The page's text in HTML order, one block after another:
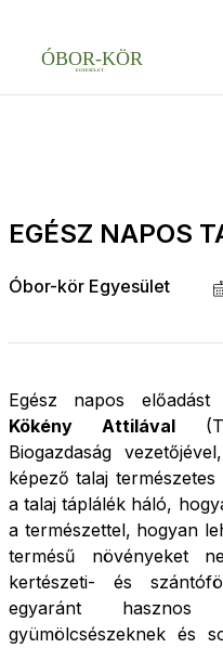
EGÉSZ NAPOS
Óbor-kör Egyesület
Egész napos
Kökény Attilával
Biogazdaság
képező talaj
a talaj táplálék háló,
a természettel, hogyan
termésű növényeket
kertészeti- és
egyaránt hasznos
gyümölcsészeknek és